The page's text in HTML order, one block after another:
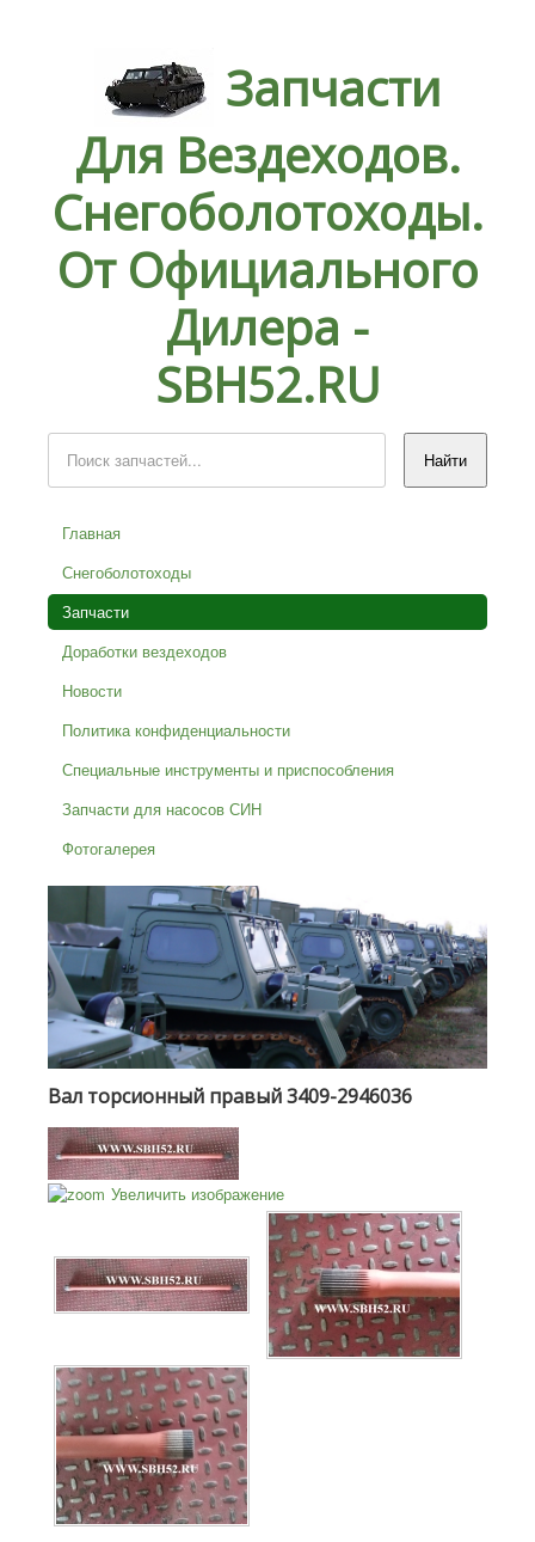
Запчасти
Для Вездеходов.
Снегоболотоходы.
От Официального
Дилера -
SBH52.RU
Главная
Снегоболотоходы
Запчасти
Доработки вездеходов
Новости
Политика конфиденциальности
Специальные инструменты и приспособления
Запчасти для насосов СИН
Фотогалерея
Вал торсионный правый 3409-2946036
Увеличить изображение